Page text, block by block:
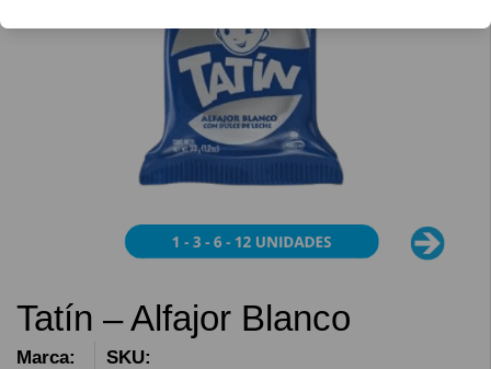
Tatín – Alfajor Blanco
Marca:
SKU: